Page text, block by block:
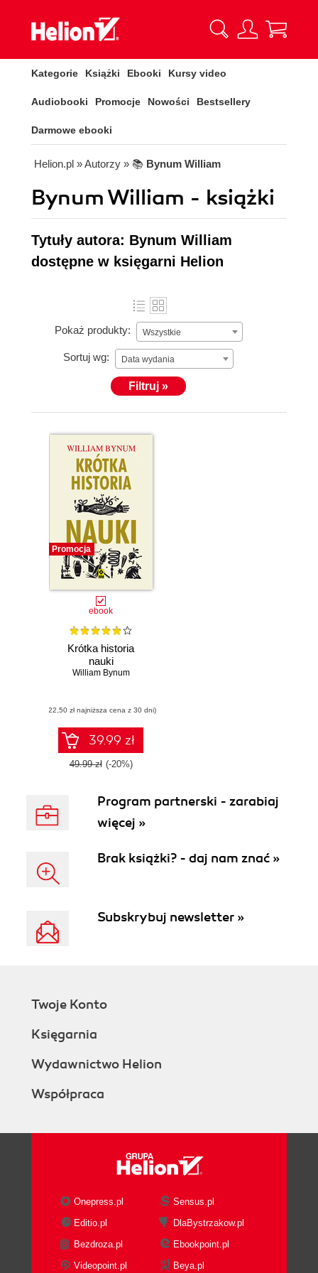
Kategorie Książki Ebooki Kursy video
Audiobooki Promocje Nowości Bestsellery
Darmowe ebooki
Helion.pl » Autorzy » 📚 Bynum William
Bynum William - książki
Tytuły autora: Bynum William
dostępne w księgarni Helion
Pokaż produkty: Wszystkie
Sortuj wg: Data wydania
Filtruj »
Promocja
ebook
Krótka historia
nauki
William Bynum
(22,50 zł najniższa cena z 30 dni)
39.99 zł
49.99 zł (-20%)
Program partnerski - zarabiaj
więcej »
Brak książki? - daj nam znać »
Subskrybuj newsletter »
Twoje Konto
Księgarnia
Wydawnictwo Helion
Współpraca
Onepress.pl
Sensus.pl
Editio.pl
DlaBystrzakow.pl
Bezdroza.pl
Ebookpoint.pl
Videopoint.pl
Beya.pl